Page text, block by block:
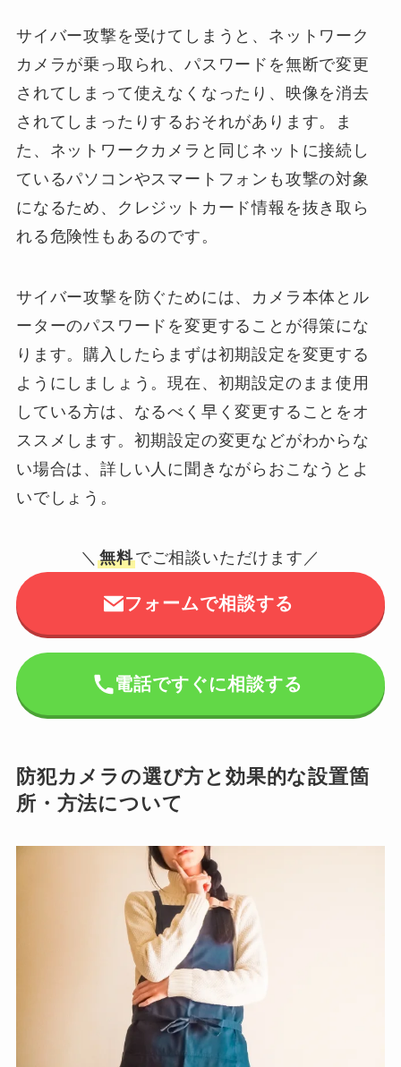
サイバー攻撃を受けてしまうと、ネットワーク
カメラが乗っ取られ、パスワードを無断で変更
されてしまって使えなくなったり、映像を消去
されてしまったりするおそれがあります。ま
た、ネットワークカメラと同じネットに接続し
ているパソコンやスマートフォンも攻撃の対象
になるため、クレジットカード情報を抜き取ら
れる危険性もあるのです。
サイバー攻撃を防ぐためには、カメラ本体とル
ーターのパスワードを変更することが得策にな
ります。購入したらまずは初期設定を変更する
ようにしましょう。現在、初期設定のまま使用
している方は、なるべく早く変更することをオ
ススメします。初期設定の変更などがわからな
い場合は、詳しい人に聞きながらおこなうとよ
いでしょう。
＼無料でご相談いただけます／
フォームで相談する
電話ですぐに相談する
防犯カメラの選び方と効果的な設置箇
所・方法について